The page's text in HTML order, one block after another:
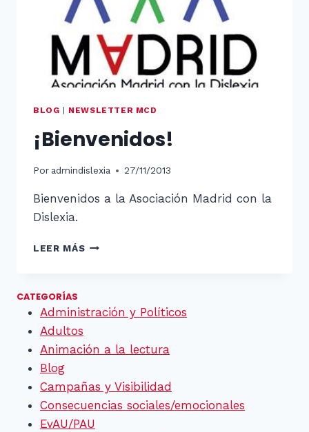
BLOG | NEWSLETTER MCD
¡Bienvenidos!
Por admindislexia 27/11/2013
Bienvenidos a la Asociación Madrid con la
Dislexia.
LEER MÁS¡BIENVENIDOS!
CATEGORÍAS
Administración y Políticos
Adultos
Animación a la lectura
Blog
Campañas y Visibilidad
Consecuencias sociales/emocionales
EvAU/PAU